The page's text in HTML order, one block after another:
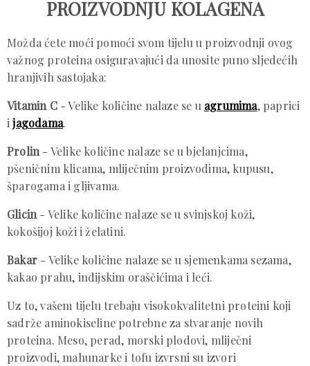
PROIZVODNJU KOLAGENA
Možda ćete moći pomoći svom tijelu u proizvodnji ovog
važnog proteina osiguravajući da unosite puno sljedećih
hranjivih sastojaka:
Vitamin C - Velike količine nalaze se u agrumima, paprici
ijagodama.
Prolin - Velike količine nalaze se u bjelanjcima,
pšeničnim klicama, mliječnim proizvodima, kupusu,
šparogama i gljivama.
Glicin - Velike količine nalaze se u svinjskoj koži,
kokošijoj koži i želatini.
Bakar - Velike količine nalaze se u sjemenkama sezama,
kakao prahu, indijskim oraščićima i leći.
Uz to, vašem tijelu trebaju visokokvalitetni proteini koji
sadrže aminokiseline potrebne za stvaranje novih
proteina. Meso, perad, morski plodovi, mliječni
proizvodi, mahunarke i tofu izvrsni su izvori